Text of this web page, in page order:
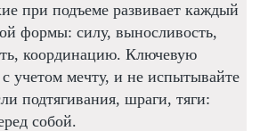
при подъеме развивает каждый
формы: силу, выносливость,
координацию. Ключевую
с учетом мечту, и не испытывайте
подтягивания, шраги, тяги:
собой.